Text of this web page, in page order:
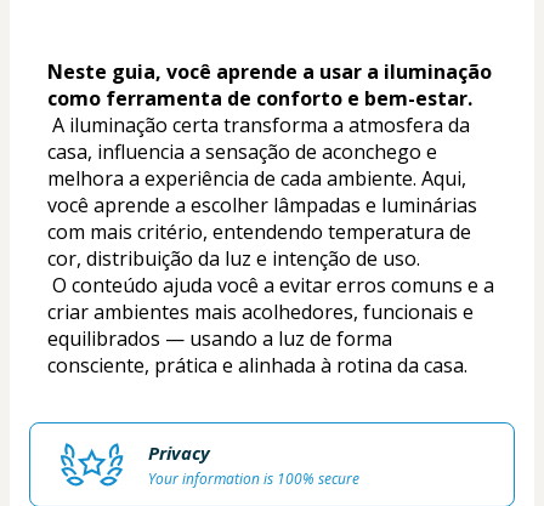
Neste guia, você aprende a usar a iluminação
como ferramenta de conforto e bem-estar.
casa, influencia a sensação de aconchego e
melhora a experiência de cada ambiente. Aqui,
você aprende a escolher lâmpadas e luminárias
com mais critério, entendendo temperatura de
cor, distribuição da luz e intenção de uso.
criar ambientes mais acolhedores, funcionais e
equilibrados — usando a luz de forma
consciente, prática e alinhada à rotina da casa.
Privacy
Your information is 100% secure